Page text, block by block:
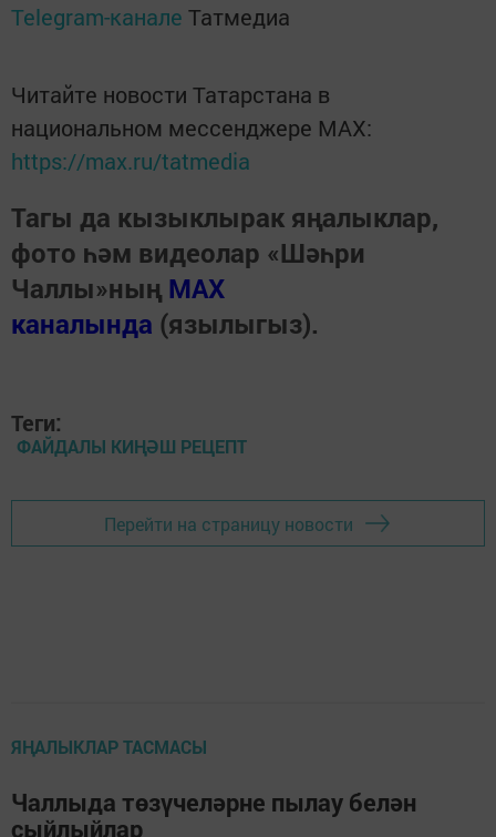
Telegram-канале Татмедиа
Читайте новости Татарстана в
национальном мессенджере MАХ:
https://max.ru/tatmedia
Тагы да кызыклырак яңалыклар,
фото һәм видеолар «Шәһри
Чаллы»ның MAX
каналында (язылыгыз).
Теги:
ФАЙДАЛЫ КИҢӘШ РЕЦЕПТ
Перейти на страницу новости
ЯҢАЛЫКЛАР ТАСМАСЫ
Чаллыда төзүчеләрне пылау белән
сыйлыйлар